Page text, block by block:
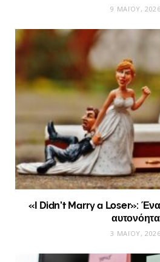
9 ΜΑΪ́ΟΥ, 2026
«I Didn’t Marry a Loser»:
αυτονόητα
3 ΜΑΪ́ΟΥ, 2026